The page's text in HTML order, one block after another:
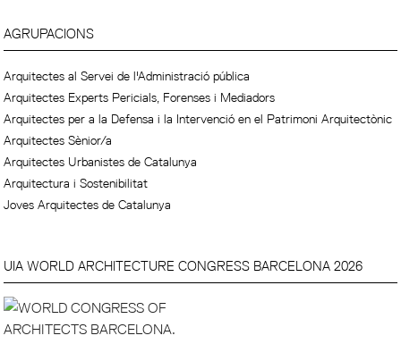
AGRUPACIONS
Arquitectes al Servei de l'Administració pública
Arquitectes Experts Pericials, Forenses i Mediadors
Arquitectes per a la Defensa i la Intervenció en el Patrimoni Arquitectònic
Arquitectes Sènior/a
Arquitectes Urbanistes de Catalunya
Arquitectura i Sostenibilitat
Joves Arquitectes de Catalunya
UIA WORLD ARCHITECTURE CONGRESS BARCELONA 2026